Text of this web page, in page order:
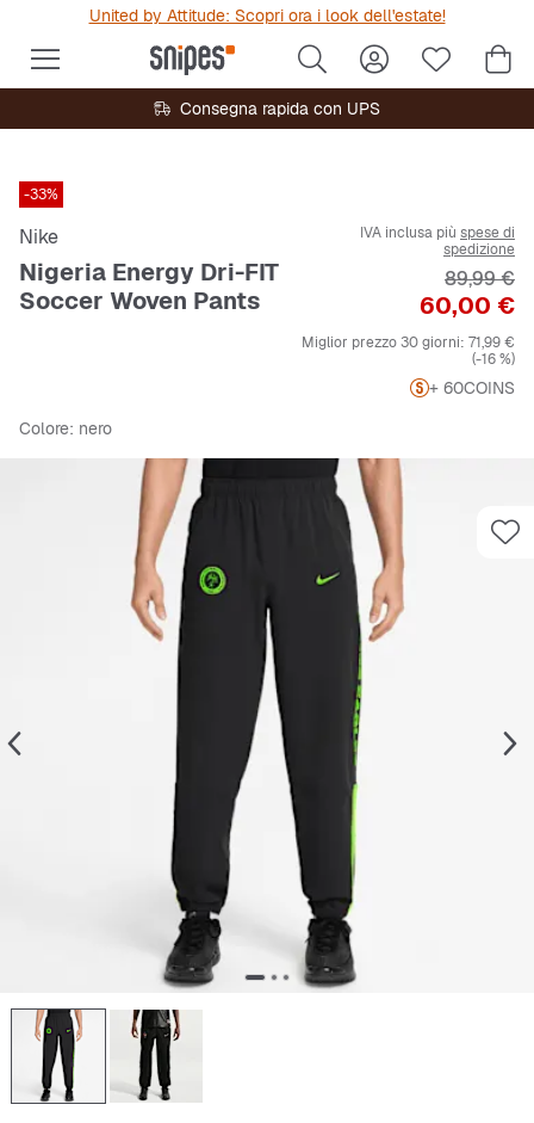
United by Attitude: Scopri ora i look dell'estate!
Consegna rapida con UPS
-33%
Nike
Nigeria Energy Dri-FIT
Soccer Woven Pants
IVA inclusa più spese di
spedizione
Prezzo
60,00 €
Prezzo
89,99 €
Miglior prezzo 30 giorni: 71,99 €
(-16 %)
+ 60COINS
Colore: nero